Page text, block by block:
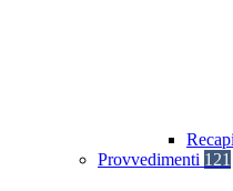
Provvedimenti 121